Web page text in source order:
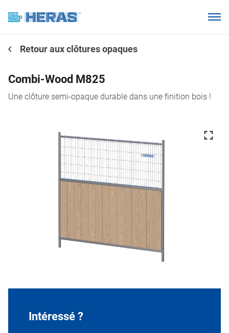
Pourquoi Heras Mobile ?
Base de connaissances
Webshop
Retour aux clôtures opaques
Combi-Wood M825
Une clôture semi-opaque durable dans une finition bois !
Intéressé ?